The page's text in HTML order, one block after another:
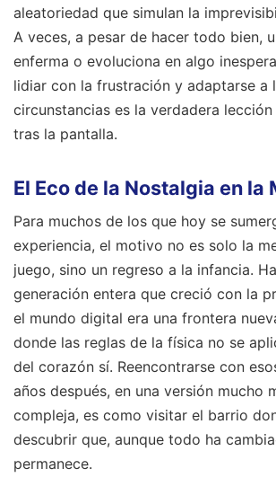
aleatoriedad que simulan la
A veces, a pesar de hacer todo bien,
enferma o evoluciona en algo
lidiar con la frustración y adaptarse a
circunstancias es la verdadera
tras la pantalla.
El Eco de la Nostalgia en la
Para muchos de los que hoy se
experiencia, el motivo no es solo la
juego, sino un regreso a la infancia.
generación entera que creció con la
el mundo digital era una frontera
donde las reglas de la física no se
del corazón sí. Reencontrarse con
años después, en una versión mucho
compleja, es como visitar el barrio
descubrir que, aunque todo ha
permanece.